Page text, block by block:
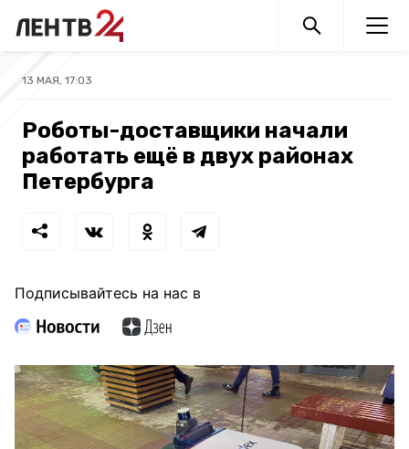
13 МАЯ, 17:03
Роботы-доставщики начали
работать ещё в двух районах
Петербурга
Подписывайтесь на нас в